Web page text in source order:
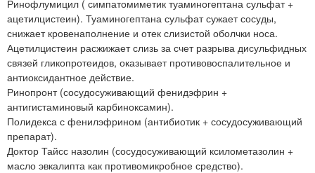
Ринофлумицил ( симпатомиметик туаминогептана сульфат +
ацетилцистеин). Туаминогептана сульфат сужает сосуды,
снижает кровенаполнение и отек слизистой оболчки носа.
Ацетилцистеин расжижает слизь за счет разрыва дисульфидных
связей гликопротеидов, оказывает противовоспалительное и
антиоксидантное действие.
Ринопронт (сосудосуживающий фенидэфрин +
антигистаминовый карбиноксамин).
Полидекса с фенилэфрином (антибиотик + сосудосуживающий
препарат).
Доктор Тайсс назолин (сосудосуживающий ксилометазолин +
масло эвкалипта как противомикробное средство).